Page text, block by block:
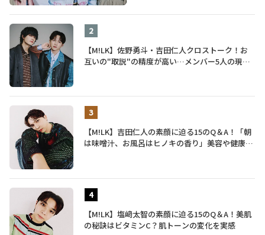
【M!LK】佐野勇斗・吉田仁人クロストーク！お
互いの"取説"の精度が高い…メンバー5人の現在
【M!LK】吉田仁人の素顔に迫る15のQ＆A！「朝
は味噌汁、お風呂はヒノキの香り」美容や健康習
【M!LK】塩﨑太智の素顔に迫る15のQ＆A！美肌
の秘訣はビタミンC？肌トーンの変化を実感